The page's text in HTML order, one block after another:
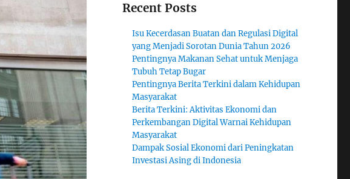
Recent Posts
Isu Kecerdasan Buatan dan Regulasi Digital
yang Menjadi Sorotan Dunia Tahun 2026
Pentingnya Makanan Sehat untuk Menjaga
Tubuh Tetap Bugar
Pentingnya Berita Terkini dalam Kehidupan
Masyarakat
Berita Terkini: Aktivitas Ekonomi dan
Perkembangan Digital Warnai Kehidupan
Masyarakat
Dampak Sosial Ekonomi dari Peningkatan
Investasi Asing di Indonesia